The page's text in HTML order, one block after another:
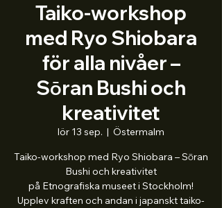
Taiko-workshop
med Ryo Shiobara
för alla nivåer –
Sōran Bushi och
kreativitet
lör 13 sep.
  |
Östermalm
Taiko-workshop med Ryo Shiobara – Sōran
Bushi och kreativitet
på Etnografiska museet i Stockholm!
Upplev kraften och andan i japanskt taiko-